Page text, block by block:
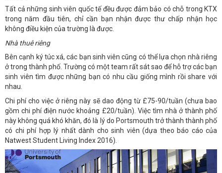
Tất cả những sinh viên quốc tế đều được đảm bảo có chỗ trong KTX
trong năm đầu tiên, chỉ cần bạn nhận được thư chấp nhận học
không điều kiện của trường là được.
Nhà thuê riêng
Bên cạnh ký túc xá, các bạn sinh viên cũng có thể lựa chọn nhà riêng
ở trong thành phố. Trường có một team rất sát sao để hỗ trợ các bạn
sinh viên tìm được những bạn có nhu cầu giống mình rồi share với
nhau.
Chi phí cho việc ở riêng này sẽ dao động từ £75-90/tuần (chưa bao
gồm chi phí điện nước khoảng £20/tuần). Việc tìm nhà ở thành phố
này không quá khó khăn, đó là lý do Portsmouth trở thành thành phố
có chi phí hợp lý nhất dành cho sinh viên (dựa theo báo cáo của
Natwest Student Living Index 2016).